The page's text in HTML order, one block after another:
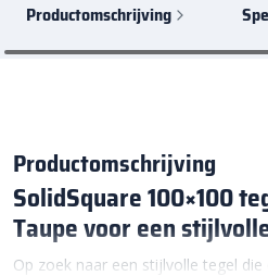
Productomschrijving
Productomschrijving
SolidSquare 100×100
Taupe voor een
Op zoek naar een stijlvolle tegel